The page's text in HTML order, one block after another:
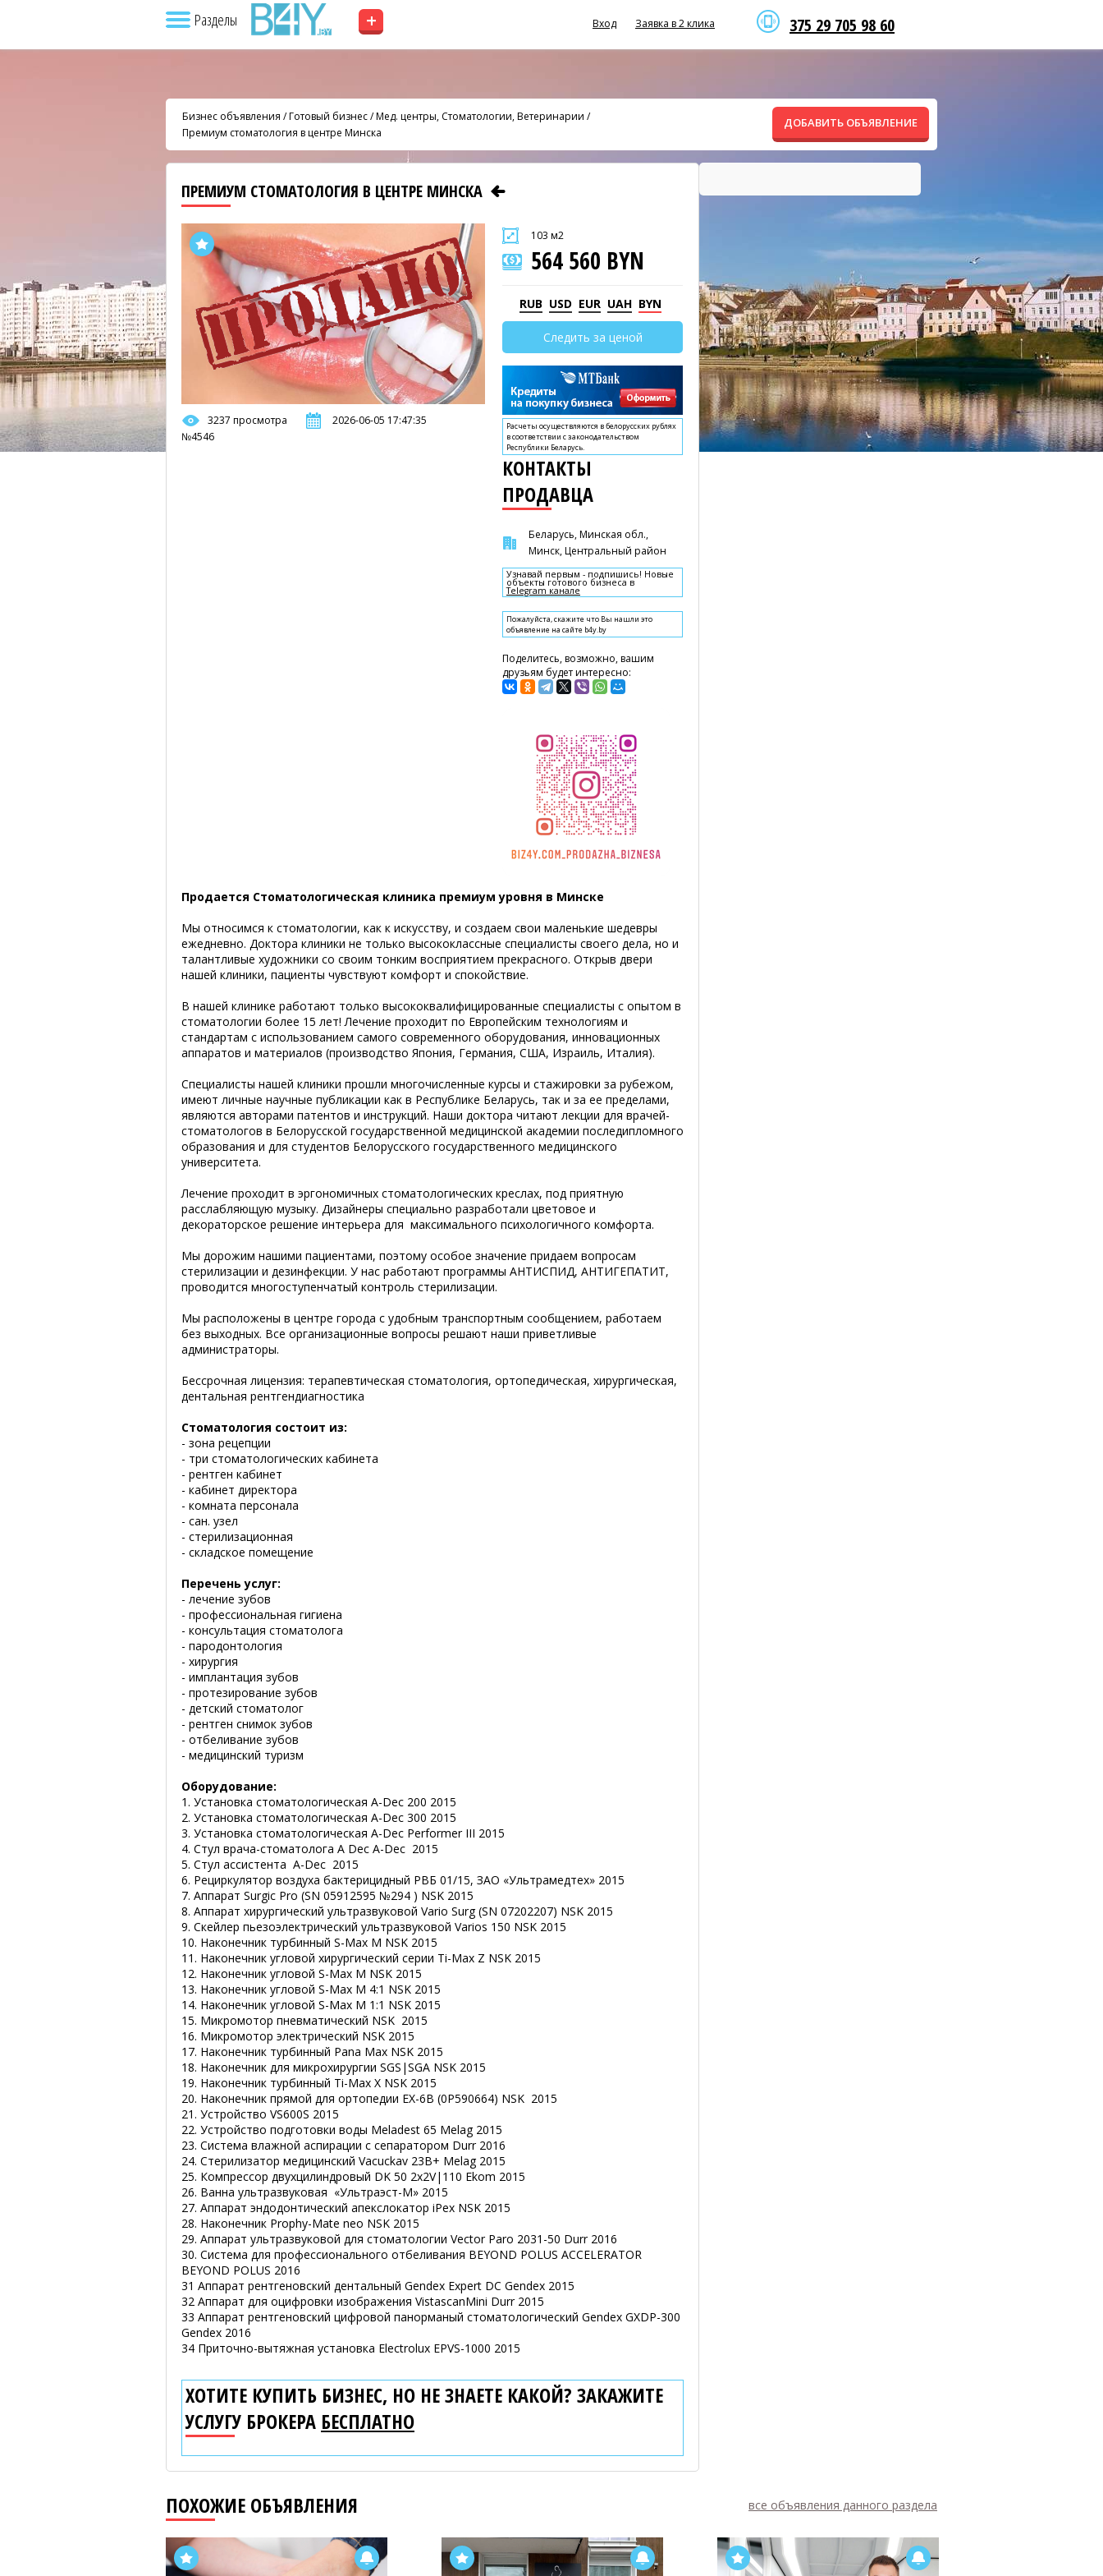
Разделы + 375 29 705 98 60
Вход Заявка в 2 клика
Бизнес объявления /Готовый бизнес/Мед. центры, Стоматологии, Ветеринарии /
Премиум стоматология в центре Минска
ДОБАВИТЬ ОБЪЯВЛЕНИЕ
ПРЕМИУМ СТОМАТОЛОГИЯ В ЦЕНТРЕ МИНСКА
3237 просмотра
2026-06-05 17:47:35
№4546
103 м2
564 560 BYN
RUB USD EUR UAH BYN
Следить за ценой
Расчеты осуществляются в белорусских рублях
в соответствии с законодательством
Республики Беларусь.
КОНТАКТЫ
ПРОДАВЦА
Беларусь, Минская обл.,
Минск, Центральный район
Узнавай первым - подпишись! Новые
объекты готового бизнеса в
Telegram канале
Пожалуйста, скажите что Вы нашли это
объявление на сайте b4y.by
Поделитесь, возможно, вашим
друзьям будет интересно:
Продается Стоматологическая клиника премиум уровня в Минске
Мы относимся к стоматологии, как к искусству, и создаем свои маленькие шедевры
ежедневно. Доктора клиники не только высококлассные специалисты своего дела, но и
талантливые художники со своим тонким восприятием прекрасного. Открыв двери
нашей клиники, пациенты чувствуют комфорт и спокойствие.
В нашей клинике работают только высококвалифицированные специалисты с опытом в
стоматологии более 15 лет! Лечение проходит по Европейским технологиям и
стандартам с использованием самого современного оборудования, инновационных
аппаратов и материалов (производство Япония, Германия, США, Израиль, Италия).
Специалисты нашей клиники прошли многочисленные курсы и стажировки за рубежом,
имеют личные научные публикации как в Республике Беларусь, так и за ее пределами,
являются авторами патентов и инструкций. Наши доктора читают лекции для врачей-
стоматологов в Белорусской государственной медицинской академии последипломного
образования и для студентов Белорусского государственного медицинского
университета.
Лечение проходит в эргономичных стоматологических креслах, под приятную
расслабляющую музыку. Дизайнеры специально разработали цветовое и
декораторское решение интерьера для максимального психологичного комфорта.
Мы дорожим нашими пациентами, поэтому особое значение придаем вопросам
стерилизации и дезинфекции. У нас работают программы АНТИСПИД, АНТИГЕПАТИТ,
проводится многоступенчатый контроль стерилизации.
Мы расположены в центре города с удобным транспортным сообщением, работаем
без выходных. Все организационные вопросы решают наши приветливые
администраторы.
Бессрочная лицензия: терапевтическая стоматология, ортопедическая, хирургическая,
дентальная рентгендиагностика
Стоматология состоит из:
- зона рецепции
- три стоматологических кабинета
- рентген кабинет
- кабинет директора
- комната персонала
- сан. узел
- стерилизационная
- складское помещение
Перечень услуг:
- лечение зубов
- профессиональная гигиена
- консультация стоматолога
- пародонтология
- хирургия
- имплантация зубов
- протезирование зубов
- детский стоматолог
- рентген снимок зубов
- отбеливание зубов
- медицинский туризм
Оборудование:
1. Установка стоматологическая А-Dec 200 2015
2. Установка стоматологическая А-Dec 300 2015
3. Установка стоматологическая А-Dec Performer III 2015
4. Стул врача-стоматолога A Dec А-Dec 2015
5. Стул ассистента А-Dec 2015
6. Рециркулятор воздуха бактерицидный РВБ 01/15, ЗАО «Ультрамедтех» 2015
7. Аппарат Surgic Pro (SN 05912595 №294 ) NSK 2015
8. Аппарат хирургический ультразвуковой Vario Surg (SN 07202207) NSK 2015
9. Скейлер пьезоэлектрический ультразвуковой Varios 150 NSK 2015
10. Наконечник турбинный S-Max M NSK 2015
11. Наконечник угловой хирургический серии Ti-Max Z NSK 2015
12. Наконечник угловой S-Max M NSK 2015
13. Наконечник угловой S-Max M 4:1 NSK 2015
14. Наконечник угловой S-Max M 1:1 NSK 2015
15. Микромотор пневматический NSK 2015
16. Микромотор электрический NSK 2015
17. Наконечник турбинный Pana Max NSK 2015
18. Наконечник для микрохирургии SGS|SGA NSK 2015
19. Наконечник турбинный Ti-Max X NSK 2015
20. Наконечник прямой для ортопедии EX-6B (0P590664) NSK 2015
21. Устройство VS600S 2015
22. Устройство подготовки воды Meladest 65 Melag 2015
23. Система влажной аспирации с сепаратором Durr 2016
24. Стерилизатор медицинский Vacuckav 23B+ Melag 2015
25. Компрессор двухцилиндровый DK 50 2х2V|110 Ekom 2015
26. Ванна ультразвуковая «Ультраэст-М» 2015
27. Аппарат эндодонтический апекслокатор iPex NSK 2015
28. Наконечник Prophy-Mate neo NSK 2015
29. Аппарат ультразвуковой для стоматологии Vector Paro 2031-50 Durr 2016
30. Система для профессионального отбеливания BEYOND POLUS ACCELERATOR
BEYOND POLUS 2016
31 Аппарат рентгеновский дентальный Gendex Expert DC Gendex 2015
32 Аппарат для оцифровки изображения VistascanMini Durr 2015
33 Аппарат рентгеновский цифровой панорманый стоматологический Gendex GXDP-300
Gendex 2016
34 Приточно-вытяжная установка Electrolux EPVS-1000 2015
ХОТИТЕ КУПИТЬ БИЗНЕС, НО НЕ ЗНАЕТЕ КАКОЙ? ЗАКАЖИТЕ
УСЛУГУ БРОКЕРА БЕСПЛАТНО
ПОХОЖИЕ ОБЪЯВЛЕНИЯ все объявления данного раздела